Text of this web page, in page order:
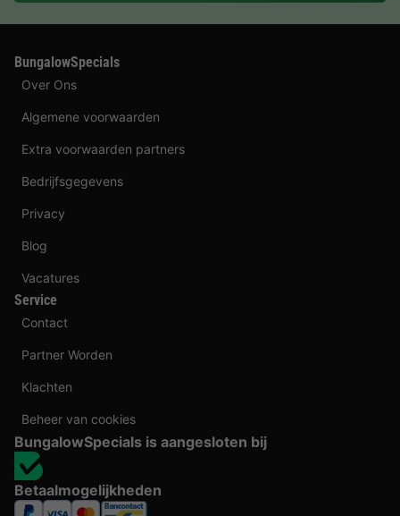
BungalowSpecials
Over Ons
Algemene voorwaarden
Extra voorwaarden partners
Bedrijfsgegevens
Privacy
Blog
Vacatures
Service
Contact
Partner Worden
Klachten
Beheer van cookies
BungalowSpecials is aangesloten bij
Betaalmogelijkheden